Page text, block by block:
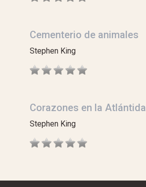
Cementerio de animales
Stephen King
Corazones en la Atlántida
Stephen King